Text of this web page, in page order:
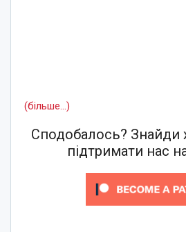
(більше…)
Сподобалось? Знайди
підтримати нас